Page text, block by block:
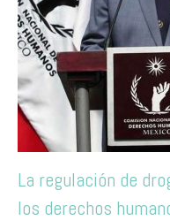
La regulación de
los derechos